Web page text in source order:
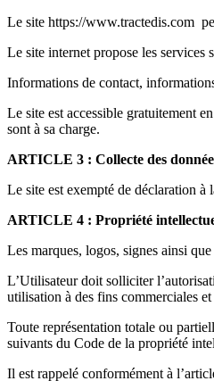
Le site https://www.tractedis.com
Le site internet propose les services
Informations de contact,
Le site est accessible gratuitement
sont à sa charge.
ARTICLE 3 : Collecte des
Le site est exempté de déclaration
ARTICLE 4 : Propriété
Les marques, logos, signes ainsi
L’Utilisateur doit solliciter
utilisation à des fins commerciales
Toute représentation totale ou
suivants du Code de la propriété
Il est rappelé conformément à